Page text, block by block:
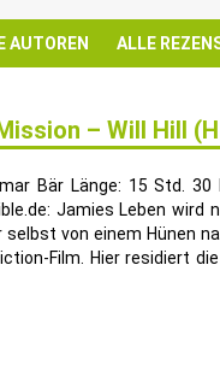
AUTOREN ALLE
– Will Hill
Bär Länge: 15 Std.
Jamies Leben
von einem Hünen
Film. Hier residiert